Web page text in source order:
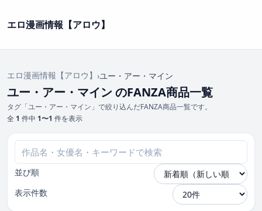
エロ漫画情報【アロウ】
エロ漫画情報【アロウ】 ›ユー・アー・マイン
ユー・アー・マイン のFANZA商品一覧
タグ「ユー・アー・マイン」で絞り込んだFANZA商品一覧です。
全 1 件中 1〜1 件を表示
並び順
表示件数